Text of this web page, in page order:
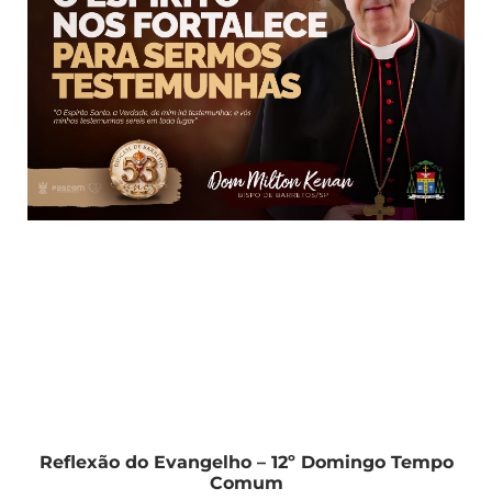
Reflexão do Evangelho – 12º Domingo Tempo
Comum